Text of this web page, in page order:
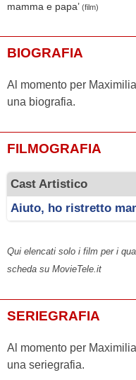
mamma e papa’ (film)
BIOGRAFIA
Al momento per
una biografia.
FILMOGRAFIA
Cast Artistico
Aiuto, ho ristretto
Qui elencati solo i film per i
scheda su MovieTele.it
SERIEGRAFIA
Al momento per
una seriegrafia.